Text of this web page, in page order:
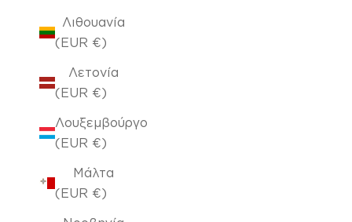
Λιθουανία
(EUR €)
Λετονία
(EUR €)
Λουξεμβούργο
(EUR €)
Μάλτα
(EUR €)